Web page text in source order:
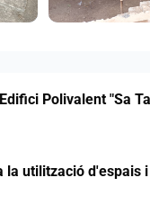
Polivalent "Sa
utilització d'espais